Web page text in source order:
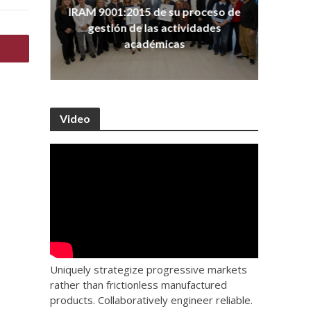
IRAM 9001:2015 de su proceso de
gestión de las actividades
académicas
Video
Uniquely strategize progressive markets
rather than frictionless manufactured
products. Collaboratively engineer reliable.